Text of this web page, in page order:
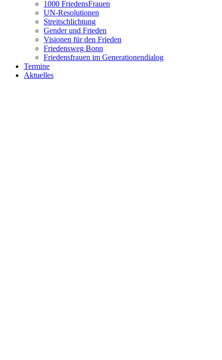
1000 FriedensFrauen
UN-Resolutionen
Streitschlichtung
Gender und Frieden
Visionen für den Frieden
Friedensweg Bonn
Friedensfrauen im Generationendialog
Termine
Aktuelles